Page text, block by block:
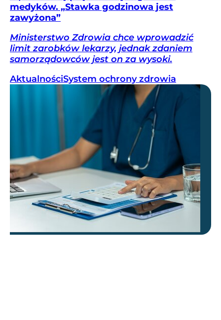
medyków. „Stawka godzinowa jest
zawyżona”
Ministerstwo Zdrowia chce wprowadzić
limit zarobków lekarzy, jednak zdaniem
samorządowców jest on za wysoki.
AktualnościSystem ochrony zdrowia